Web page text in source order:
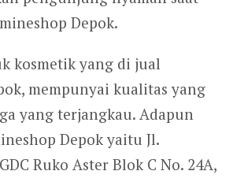
Depok.
kosmetik yang di jual
mempunyai kualitas yang
yang terjangkau. Adapun
Depok yaitu Jl.
Ruko Aster Blok C No. 24A,